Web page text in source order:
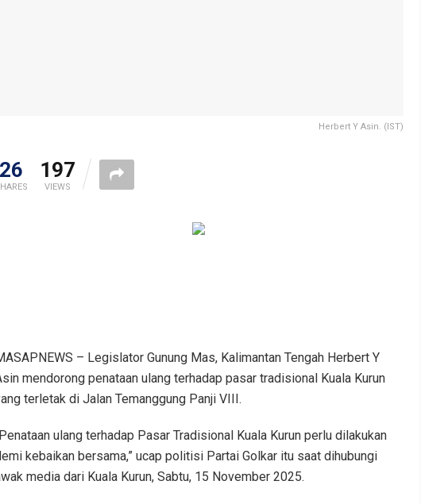
Herbert Y Asin. (IST)
26 197
VIEWS
– Legislator Gunung Mas, Kalimantan Tengah Herbert Y
mendorong penataan ulang terhadap pasar tradisional Kuala Kurun
terletak di Jalan Temanggung Panji VIII.
ulang terhadap Pasar Tradisional Kuala Kurun perlu dilakukan
kebaikan bersama,” ucap politisi Partai Golkar itu saat dihubungi
media dari Kuala Kurun, Sabtu, 15 November 2025.